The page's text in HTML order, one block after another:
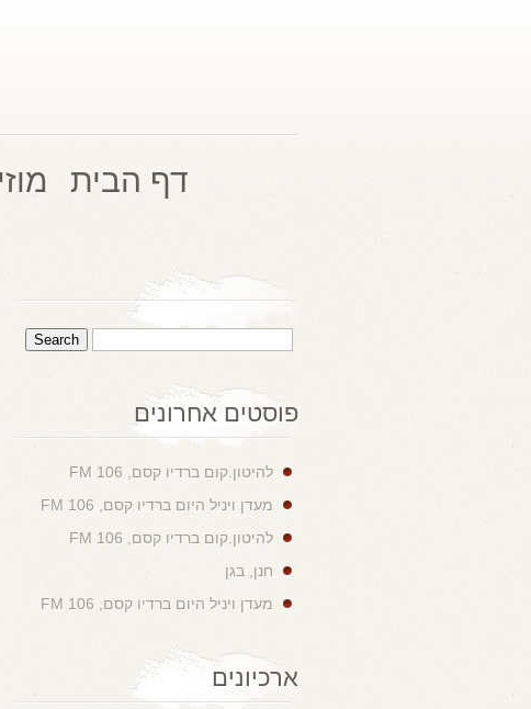
דף הבית
פוסטים אחרונים
להיטון.קום ברדיו קסם, 106 FM
מעדן ויניל היום ברדיו קסם, 106 FM
להיטון.קום ברדיו קסם, 106 FM
חנן, בגן
מעדן ויניל היום ברדיו קסם, 106 FM
ארכיונים